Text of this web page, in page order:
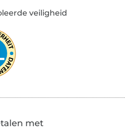
veiligheid
met